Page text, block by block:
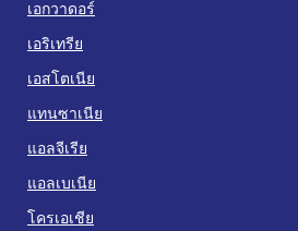
เอกวาดอร์
เอริเทรีย
เอสโตเนีย
แทนซาเนีย
แอลจีเรีย
แอลเบเนีย
โครเอเชีย